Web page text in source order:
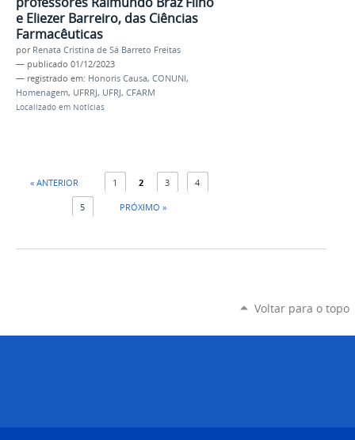
e Eliezer Barreiro, das Ciências
Farmacêuticas
por Renata Cristina de Sá Barreto Freitas
— publicado 01/12/2023
— registrado em: Honoris Causa, CONUNI,
Homenagem, UFRRJ, UFRJ, CFARM
Localizado em Notícias
« ANTERIOR 1 2 3 4
5 PRÓXIMO »
Voltar para o topo